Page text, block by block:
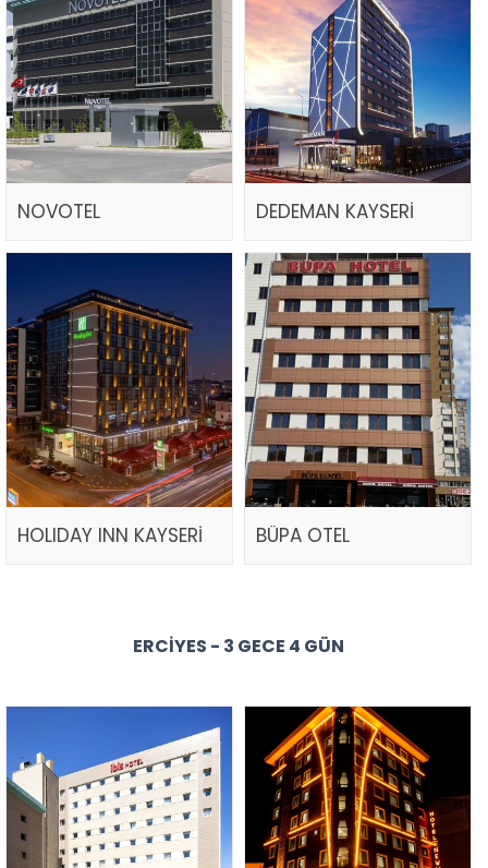
NOVOTEL DEDEMAN KAYSERİ
HOLIDAY INN KAYSERİ BÜPA OTEL
ERCIYES - 3 GECE 4 GÜN